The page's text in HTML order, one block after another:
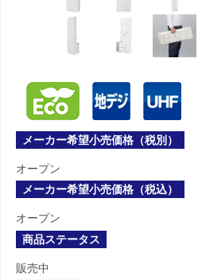
メーカー希望小売価格（税別）
オープン
メーカー希望小売価格（税込）
オープン
商品ステータス
販売中